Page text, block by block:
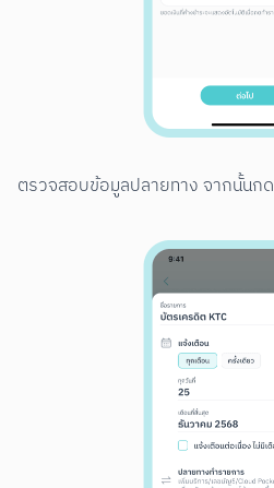
ตรวจสอบข้อมูลปลายทาง จากนั้นกด